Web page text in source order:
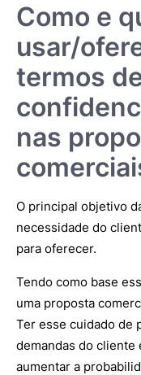
Como e
usar/
termos
nas
O principal objetivo
necessidade do
para oferecer.
Tendo como base
uma proposta
Ter esse cuidado de
demandas do cliente
aumentar a